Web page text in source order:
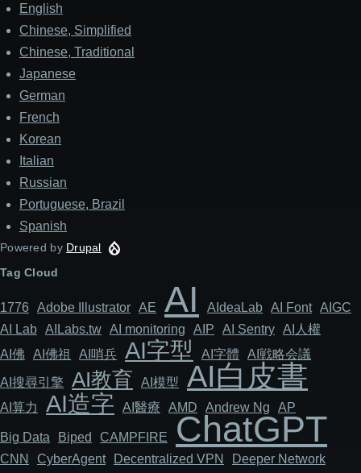
English
Chinese, Simplified
Chinese, Traditional
Japanese
German
French
Korean
Italian
Russian
Portuguese, Brazil
Spanish
Powered by Drupal
Tag Cloud
1776 Adob​​e Illustrator AE AI AIdeaLab AI Font AIGC
AI Lab AILabs.tw AI monitoring AIP AI Sentry AI人權
AI佛
AI佛祖 AI哨兵 AI字型 AI字體 AI戦略会議
AI搜尋引擎 AI教育 AI模型 AI白皮書
AI算力 AI造字 AI醫療 AMD Andrew Ng AP
Big Data Biped CAMPFIRE ChatGPT
CNN Cyber​​Agent Decentralized VPN
Deeper Network